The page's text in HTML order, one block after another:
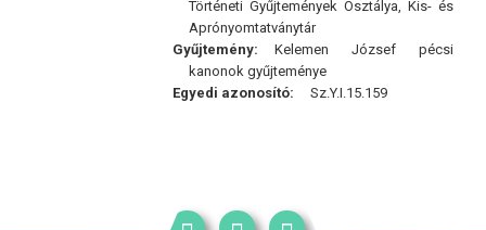
Történeti Gyűjtemények Osztálya, Kis- és
Aprónyomtatványtár
Gyűjtemény:
Kelemen József pécsi
kanonok gyűjteménye
Egyedi azonosító:
Sz.Y.I.15.159